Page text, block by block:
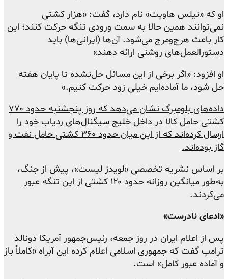
او که «نیلس هاوپت» نام دارد، گفت: «هزار کشتی
نمی‌توانند همین حالا به سمت ورودی تنگه حرکت کنند؛ این
کار باعث هرج‌ومرج می‌شود. آن‌ها (ایرانی‌ها) باید
دستورالعمل‌های روشنی ارائه دهند»
او افزود: «اگر برخی از این مسائل حل‌نشده تا پایان هفته
حل شود، ما آماده‌ایم خیلی زود حرکت کنیم.»
داده‌های بلومبرگ نشان می‌دهد که روز پنجشنبه حدود ۷۷۰
کشتی حامل کالا در داخل خلیج سیگنال‌های ردیاب خود را
ارسال کرده‌اند که از این میان حدود ۳۶۰ کشتی حامل نفت و
گاز بوده‌اند.
بر اساس نشریه تخصصی «لویدز لیست»، پیش از جنگ،
به‌طور میانگین روزانه حدود ۱۲۰ کشتی از این تنگه عبور
می‌کردند.
«ادعای نادرست»
پس از اعلام ایران در روز جمعه، رئیس‌جمهور آمریکا دونالد
ترامپ گفت که جمهوری اسلامی اعلام کرده این آبراه «کاملاً باز
و آماده عبور کامل» است.